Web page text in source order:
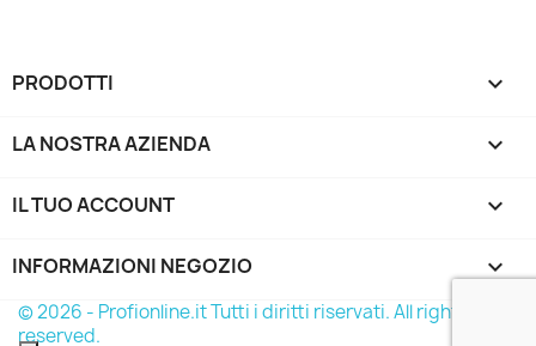
PRODOTTI 
LA NOSTRA AZIENDA 
IL TUO ACCOUNT 
INFORMAZIONI NEGOZIO keyboard_arrow_down
© 2026 - Profionline.it Tutti i diritti riservati. All rights
reserved.